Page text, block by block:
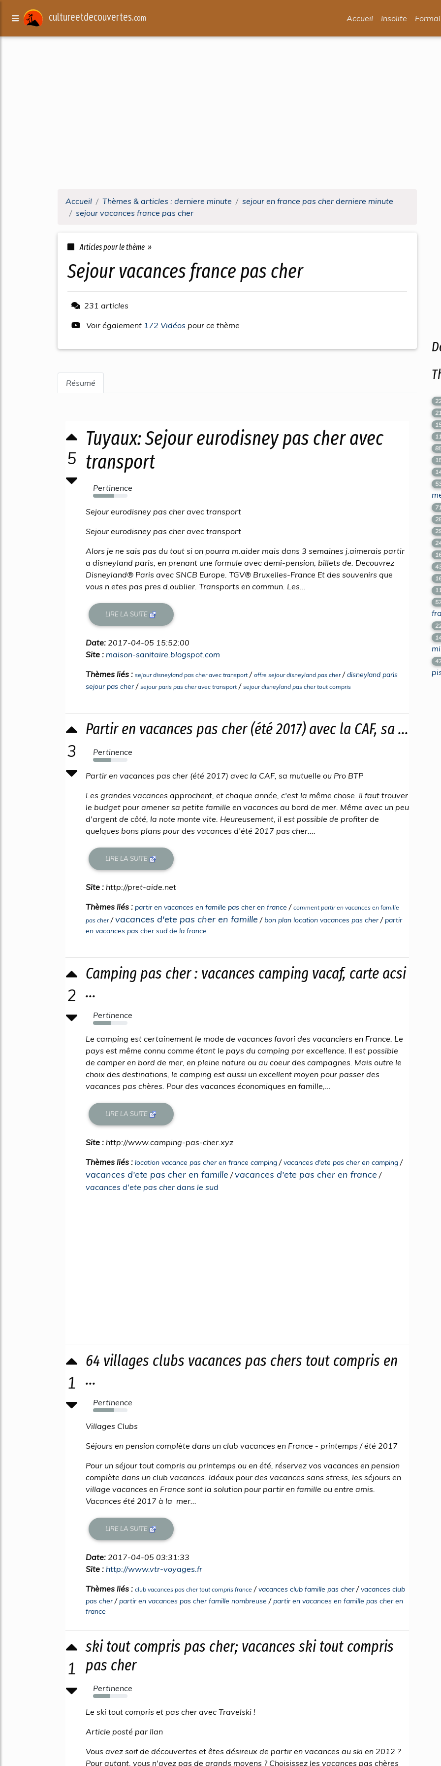
cultureetdecouvertes.com Accueil Insolite
Accueil Thèmes & articles : derniere minute
sejour en france pas cher derniere minute
sejour vacances france pas cher
Articles pour le thème »
sejour vacances france pas cher
231 articles
Voir également 172 Vidéos pour ce thème
Résumé
5
Tuyaux: Sejour eurodisney pas cher avec
transport
Pertinence
61%
Sejour eurodisney pas cher avec transport
Sejour eurodisney pas cher avec transport
Alors je ne sais pas du tout si on pourra m.aider mais dans 3 semaines j.aimerais partir
a disneyland paris, en prenant une formule avec demi-pension, billets de. Decouvrez
Disneyland® Paris avec SNCB Europe. TGV® Bruxelles-France Et des souvenirs que
vous n.etes pas pres d.oublier. Transports en commun. Les...
LIRE LA SUITE
Date: 2017-04-05 15:52:00
Site : maison-sanitaire.blogspot.com
Thèmes liés : sejour disneyland pas cher avec transport/ offre sejour disneyland pas cher/disneyland paris
sejour pas cher/ sejour paris pas cher avec transport/ sejour disneyland pas cher tout compris
3
Partir en vacances pas cher (été 2017) avec la CAF, sa ...
Pertinence
51%
Partir en vacances pas cher (été 2017) avec la CAF, sa mutuelle ou Pro BTP
Les grandes vacances approchent, et chaque année, c'est la même chose. Il faut trouver
le budget pour amener sa petite famille en vacances au bord de mer. Même avec un peu
d'argent de côté, la note monte vite. Heureusement, il est possible de profiter de
quelques bons plans pour des vacances d'été 2017 pas cher....
LIRE LA SUITE
Site : http://pret-aide.net
Thèmes liés : partir en vacances en famille pas cher en france / comment partir en vacances en famille
pas cher/vacances d'ete pas cher en famille /bon plan location vacances pas cher/partir
en vacances pas cher sud de la france
2
Camping pas cher : vacances camping vacaf, carte acsi
...
Pertinence
51%
Le camping est certainement le mode de vacances favori des vacanciers en France. Le
pays est même connu comme étant le pays du camping par excellence. Il est possible
de camper en bord de mer, en pleine nature ou au coeur des campagnes. Mais outre le
choix des destinations, le camping est aussi un excellent moyen pour passer des
vacances pas chères. Pour des vacances économiques en famille,...
LIRE LA SUITE
Site : http://www.camping-pas-cher.xyz
Thèmes liés : location vacance pas cher en france camping /vacances d'ete pas cher en camping /
vacances d'ete pas cher en famille /vacances d'ete pas cher en france /
vacances d'ete pas cher dans le sud
1
64 villages clubs vacances pas chers tout compris en
...
Pertinence
61%
Villages Clubs
Séjours en pension complète dans un club vacances en France - printemps / été 2017
Pour un séjour tout compris au printemps ou en été, réservez vos vacances en pension
complète dans un club vacances. Idéaux pour des vacances sans stress, les séjours en
village vacances en France sont la solution pour partir en famille ou entre amis.
Vacances été 2017 à la mer...
LIRE LA SUITE
Date: 2017-04-05 03:31:33
Site : http://www.vtr-voyages.fr
Thèmes liés : club vacances pas cher tout compris france /vacances club famille pas cher/vacances club
pas cher/ partir en vacances pas cher famille nombreuse / partir en vacances en famille pas cher en
france
1
ski tout compris pas cher; vacances ski tout compris
pas cher
Pertinence
49%
Le ski tout compris et pas cher avec Travelski !
Article posté par Ilan
Vous avez soif de découvertes et êtes désireux de partir en vacances au ski en 2012 ?
Pour autant, vous n'avez pas de grands moyens ? Choisissez les vacances pas chères